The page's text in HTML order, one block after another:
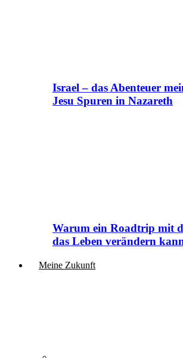
Israel – das Abenteuer
Jesu Spuren in Nazareth
Warum ein Roadtrip mit
das Leben verändern
Meine Zukunft